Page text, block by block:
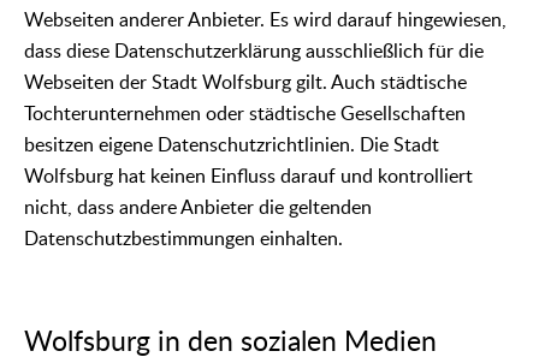
Webseiten anderer Anbieter. Es wird darauf hingewiesen,
dass diese Datenschutzerklärung ausschließlich für die
Webseiten der Stadt Wolfsburg gilt. Auch städtische
Tochterunternehmen oder städtische Gesellschaften
besitzen eigene Datenschutzrichtlinien. Die Stadt
Wolfsburg hat keinen Einfluss darauf und kontrolliert
nicht, dass andere Anbieter die geltenden
Datenschutzbestimmungen einhalten.
Wolfsburg in den sozialen Medien